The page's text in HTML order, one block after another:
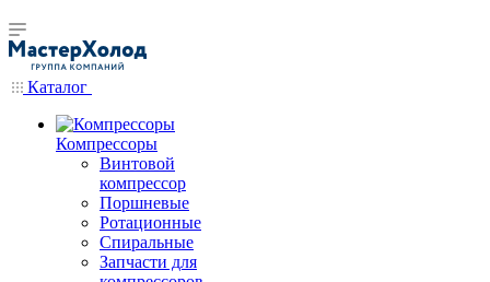
Каталог
Компрессоры
Винтовой
компрессор
Поршневые
Ротационные
Спиральные
Запчасти для